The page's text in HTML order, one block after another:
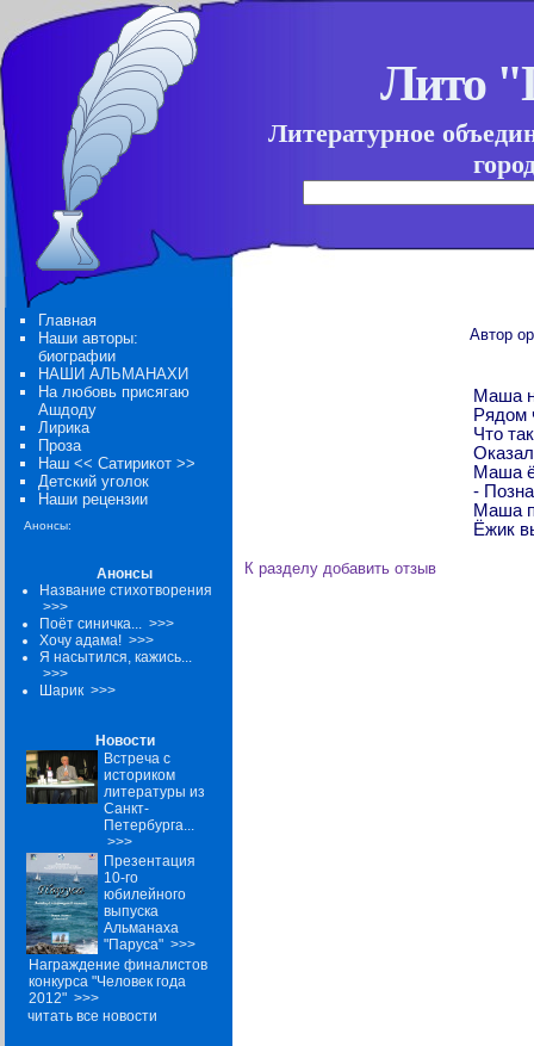
Лито
Литературное
Главная
Наши авторы:
биографии
НАШИ АЛЬМАНАХИ
На любовь присягаю
Ашдоду
Лирика
Проза
Наш << Сатирикот >>
Детский уголок
Наши рецензии
Анонсы:
Анонсы
Название стихотворения
>>>
Поёт синичка... >>>
Хочу адама! >>>
Я насытился, кажись...
>>>
Шарик >>>
Новости
Встреча с
историком
литературы из
Санкт-
Петербурга...
>>>
Презентация
10-го
юбилейного
выпуска
Альманаха
"Паруса" >>>
Награждение финалистов
конкурса "Человек года
2012" >>>
читать все новости
Автор
Маша
Рядом
Что
Маша
-
Маша
Ёжик
К разделу добавить отзыв